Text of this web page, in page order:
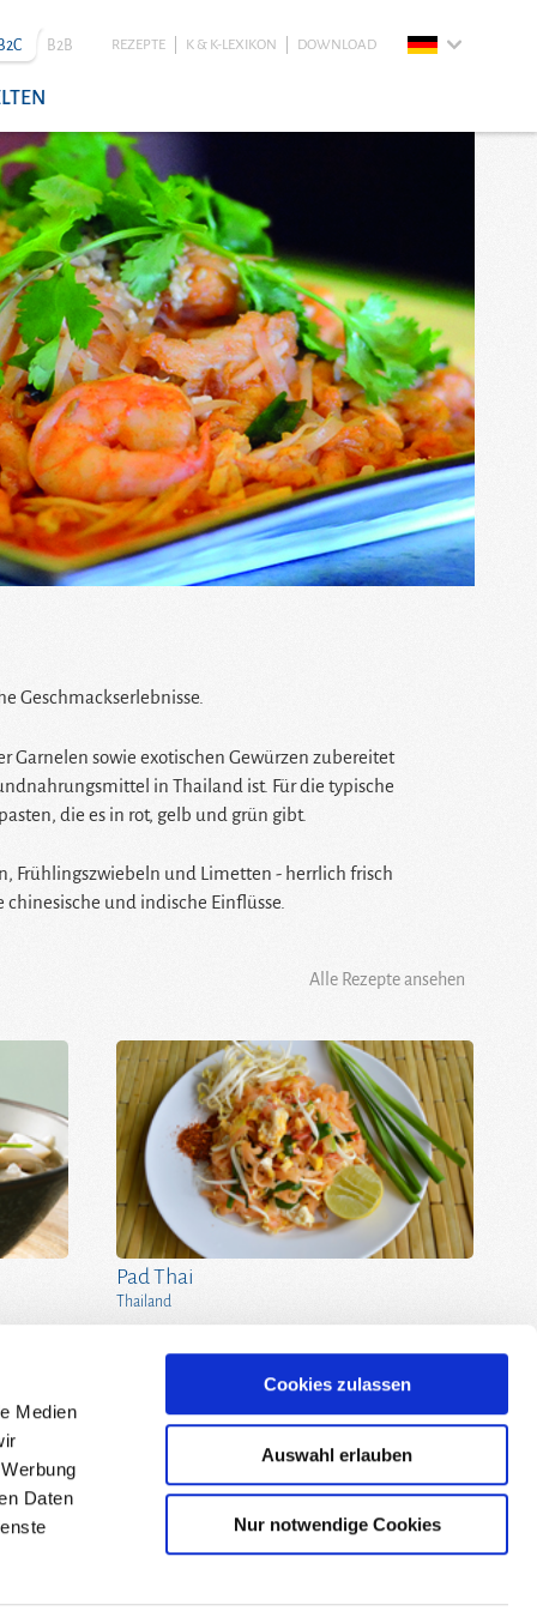
Medien
Daten
Cookies zulassen
Auswahl erlauben
Nur notwendige Cookies
REZEPTE K & K-LEXIKON DOWNLOAD
B2C B2B
Geschmackserlebnisse.
Garnelen sowie exotischen Gewürzen zubereitet
in Thailand ist. Für die typische
die es in rot, gelb und grün gibt.
Frühlingszwiebeln und Limetten - herrlich frisch
und indische Einflüsse.
Alle Rezepte ansehen
Pad Thai
Thailand
Kreyenhop & Kluge GmbH & Co. KG
+49 / 42 07 / 604 - 0
Fax +49 / 42 07 / 604 - 185